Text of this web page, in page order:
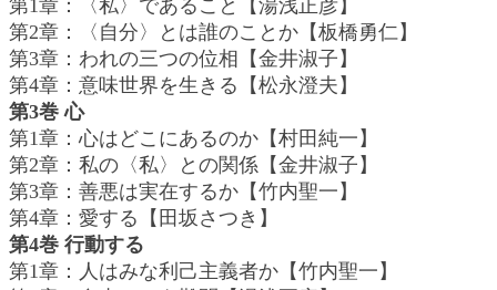
第1章：〈私〉であること【湯浅正彦】
第2章：〈自分〉とは誰のことか【板橋勇仁】
第3章：われの三つの位相【金井淑子】
第4章：意味世界を生きる【松永澄夫】
第3巻 心
第1章：心はどこにあるのか【村田純一】
第2章：私の〈私〉との関係【金井淑子】
第3章：善悪は実在するか【竹内聖一】
第4章：愛する【田坂さつき】
第4巻 行動する
第1章：人はみな利己主義者か【竹内聖一】